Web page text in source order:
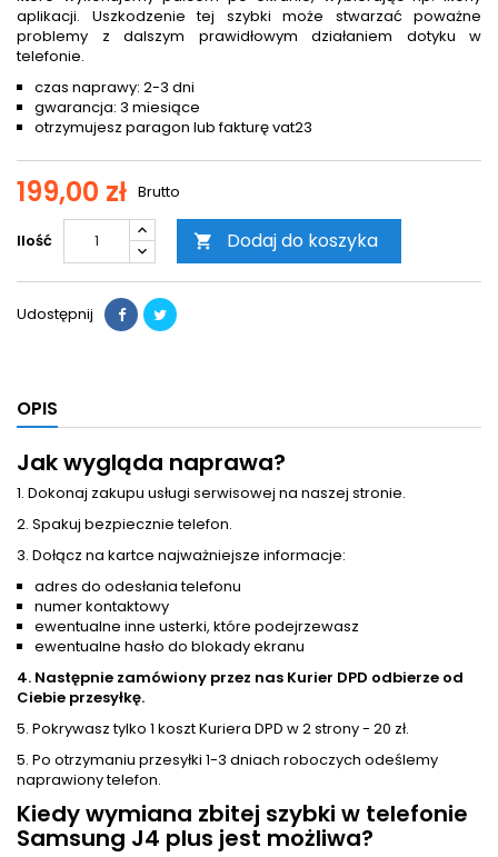
aplikacji. Uszkodzenie tej szybki może stwarzać poważne
problemy z dalszym prawidłowym działaniem dotyku w
telefonie.
czas naprawy: 2-3 dni
gwarancja: 3 miesiące
otrzymujesz paragon lub fakturę vat23
199,00 zł Brutto
Ilość  Dodaj do koszyka
Udostępnij
OPIS
Jak wygląda naprawa?
1. Dokonaj zakupu usługi serwisowej na naszej stronie.
2. Spakuj bezpiecznie telefon.
3. Dołącz na kartce najważniejsze informacje:
adres do odesłania telefonu
numer kontaktowy
ewentualne inne usterki, które podejrzewasz
ewentualne hasło do blokady ekranu
4. Następnie zamówiony przez nas Kurier DPD odbierze od
Ciebie przesyłkę.
5. Pokrywasz tylko 1 koszt Kuriera DPD w 2 strony - 20 zł.
5. Po otrzymaniu przesyłki 1-3 dniach roboczych odeślemy
naprawiony telefon.
Kiedy wymiana zbitej szybki w telefonie
Samsung J4 plus jest możliwa?